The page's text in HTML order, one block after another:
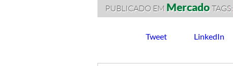
PUBLICADO EM MercadoTAGS:
Tweet LinkedIn